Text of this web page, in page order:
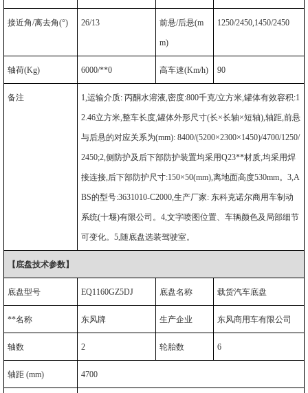
接近角/离去角(°) 26/13 前悬/后悬(m
m)
1250/2450,1450/2450
轴荷(Kg) 6000/**0 高车速(Km/h) 90
备注 1, 运输介质: 丙酮水溶液 密度:800千克/立方米 罐体有效容积:1
2.46立方米 整车长度 罐体外形尺寸(长×长轴×短轴), 轴距 前悬
与后悬的对应关系为(mm): 8400/(5200×2300×1450)/4700/1250/
2450;2, 侧防护及后下部防护装置均采用Q23**材质 均采用焊
接连接 后下部防护尺寸:150×50(mm), 离地面高度530mm。 3,A
BS的型号:3631010-C2000, 生产厂家: 东科克诺尔商用车制动
系统(十堰)有限公司。 4, 文字喷图位置、车辆颜色及局部细节
可变化。 5, 随底盘选装驾驶室。
【底盘技术参数】
底盘型号 EQ1160GZ5DJ 底盘名称 载货汽车底盘
**名称 东风牌 生产企业 东风商用车有限公司
轴数 2 轮胎数 6
轴距 (mm) 4700